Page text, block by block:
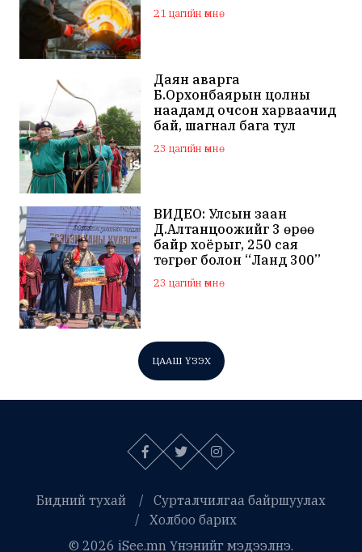
21 цагийн өмнө
Даян аварга
Б.Орхонбаярын цолны
наадамд очсон харваачид
бай, шагнал бага тул
наадамд оролцохгүй
гэдгээ мэдэгдлээ
23 цагийн өмнө
ВИДЕО: Улсын заан
Д.Алтанцоожийг 3 өрөө
байр хоёрыг, 250 сая
төгрөг болон “Ланд 300”
маркийн автомашинаар
мялаажээ
23 цагийн өмнө
ЦААШ ҮЗЭХ
Бидний тухай
Сурталчилгаа байршуулах
Холбоо барих
© 2026 iSee.mn Үнэнийг мэдээлнэ.